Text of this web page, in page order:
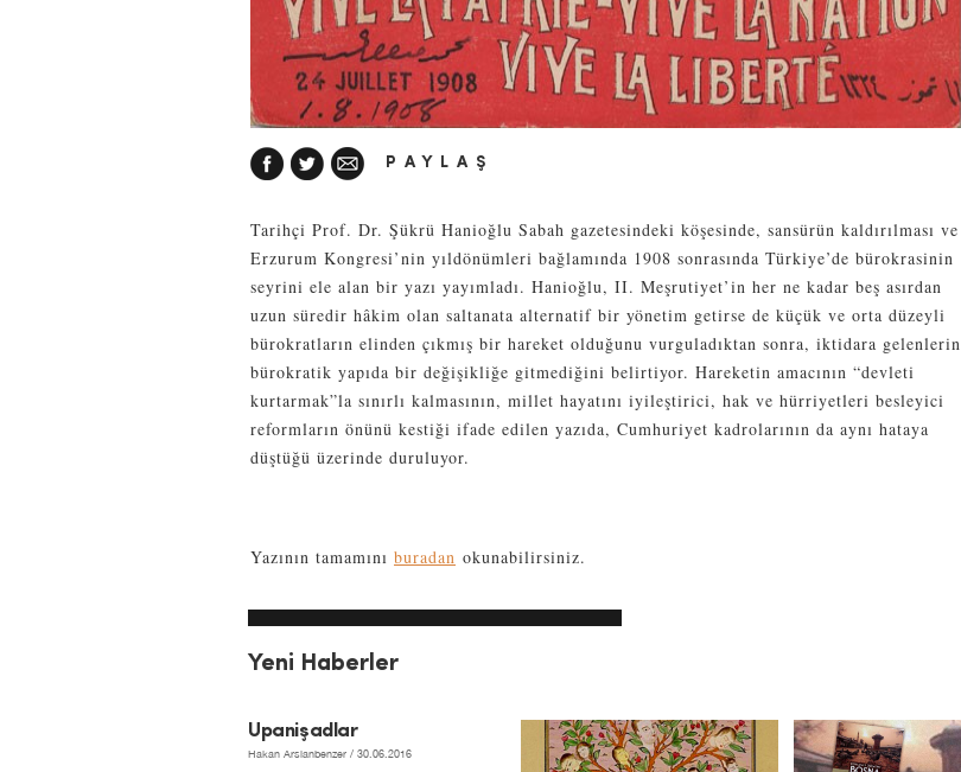
PAYLAŞ
Tarihçi Prof. Dr. Şükrü Hanioğlu Sabah gazetesindeki köşesinde, sansürün kaldırılması ve
Erzurum Kongresi’nin yıldönümleri bağlamında 1908 sonrasında Türkiye’de bürokrasinin
seyrini ele alan bir yazı yayımladı. Hanioğlu, II. Meşrutiyet’in her ne kadar beş asırdan
uzun süredir hâkim olan saltanata alternatif bir yönetim getirse de küçük ve orta düzeyli
bürokratların elinden çıkmış bir hareket olduğunu vurguladıktan sonra, iktidara gelenlerin
bürokratik yapıda bir değişikliğe gitmediğini belirtiyor. Hareketin amacının “devleti
kurtarmak”la sınırlı kalmasının, millet hayatını iyileştirici, hak ve hürriyetleri besleyici
reformların önünü kestiği ifade edilen yazıda, Cumhuriyet kadrolarının da aynı hataya
düştüğü üzerinde duruluyor.
Yazının tamamını buradan okunabilirsiniz.
Yeni Haberler
Upanişadlar
Hakan Arslanbenzer / 30.06.2016